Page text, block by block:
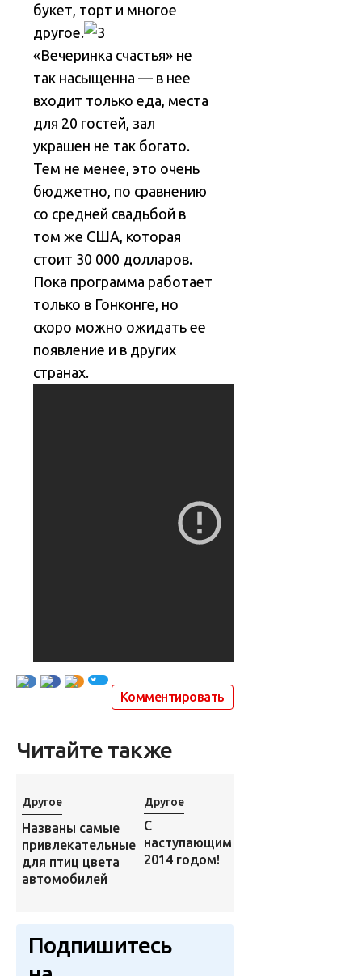
букет, торт и многое
другое.
«Вечеринка счастья» не
так насыщенна — в нее
входит только еда, места
для 20 гостей, зал
украшен не так богато.
Тем не менее, это очень
бюджетно, по сравнению
со средней свадьбой в
том же США, которая
стоит 30 000 долларов.
Пока программа работает
только в Гонконге, но
скоро можно ожидать ее
появление и в других
странах.
Комментировать
Читайте также
Другое
Названы самые
привлекательные
для птиц цвета
автомобилей
Другое
С
наступающим
2014 годом!
Подпишитесь